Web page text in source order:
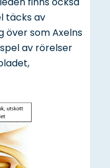
täcks av
över som Axelns
av rörelser